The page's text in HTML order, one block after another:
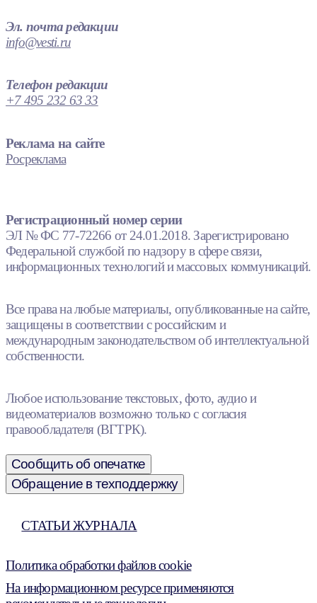
Эл. почта редакции
info@vesti.ru
Телефон редакции
+7 495 232 63 33
Реклама на сайте
Росреклама
Регистрационный номер серии
ЭЛ № ФС 77-72266 от 24.01.2018. Зарегистрировано
Федеральной службой по надзору в сфере связи,
информационных технологий и массовых коммуникаций.
Все права на любые материалы, опубликованные на сайте,
защищены в соответствии с российским и
международным законодательством об интеллектуальной
собственности.
Любое использование текстовых, фото, аудио и
видеоматериалов возможно только с согласия
правообладателя (ВГТРК).
Сообщить об опечатке
Обращение в техподдержку
СТАТЬИ ЖУРНАЛА
Политика обработки файлов cookie
На информационном ресурсе применяются